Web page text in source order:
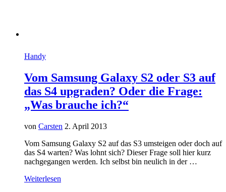
Handy
Vom Samsung Galaxy S2 oder S3 auf
das S4 upgraden? Oder die Frage:
„Was brauche ich?“
von Carsten 2. April 2013
Vom Samsung Galaxy S2 auf das S3 umsteigen oder doch auf
das S4 warten? Was lohnt sich? Dieser Frage soll hier kurz
nachgegangen werden. Ich selbst bin neulich in der …
Weiterlesen